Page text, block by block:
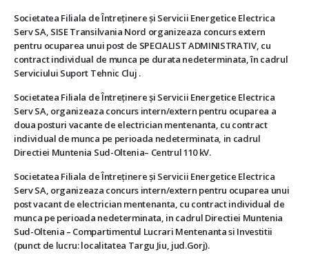
Societatea Filiala de Întreţinere şi Servicii Energetice Electrica
Serv SA, SISE Transilvania Nord organizeaza concurs extern
pentru ocuparea unui post de SPECIALIST ADMINISTRATIV, cu
contract individual de munca pe durata nedeterminata, în cadrul
Serviciului Suport Tehnic Cluj .
Societatea Filiala de Întreţinere şi Servicii Energetice Electrica
Serv SA, organizeaza concurs intern/extern pentru ocuparea a
doua posturi vacante de electrician mentenanta, cu contract
individual de munca pe perioada nedeterminata, in cadrul
Directiei Muntenia Sud-Oltenia– Centrul 110 kV.
Societatea Filiala de Întreţinere şi Servicii Energetice Electrica
Serv SA, organizeaza concurs intern/extern pentru ocuparea unui
post vacant de electrician mentenanta, cu contract individual de
munca pe perioada nedeterminata, in cadrul Directiei Muntenia
Sud-Oltenia – Compartimentul Lucrari Mentenanta si Investitii
(punct de lucru: localitatea Targu Jiu, jud.Gorj).